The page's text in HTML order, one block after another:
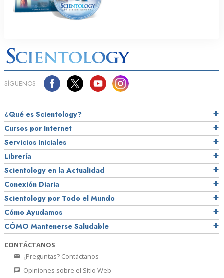
SÍGUENOS
¿Qué es Scientology?
Cursos por Internet
Servicios Iniciales
Librería
Scientology en la Actualidad
Conexión Diaria
Scientology por Todo el Mundo
Cómo Ayudamos
CÓMO Mantenerse Saludable
CONTÁCTANOS
¿Preguntas? Contáctanos
Opiniones sobre el Sitio Web